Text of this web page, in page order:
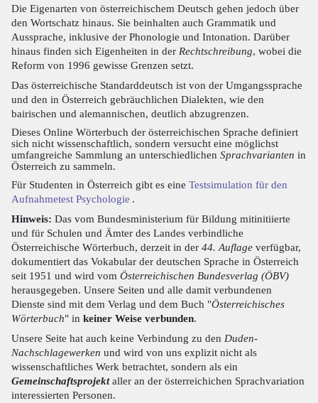
Die Eigenarten von österreichischem Deutsch gehen jedoch über
den Wortschatz hinaus. Sie beinhalten auch Grammatik und
Aussprache, inklusive der Phonologie und Intonation. Darüber
hinaus finden sich Eigenheiten in der Rechtschreibung, wobei die
Reform von 1996 gewisse Grenzen setzt.
Das österreichische Standarddeutsch ist von der Umgangssprache
und den in Österreich gebräuchlichen Dialekten, wie den
bairischen und alemannischen, deutlich abzugrenzen.
Dieses Online Wörterbuch der österreichischen Sprache definiert
sich nicht wissenschaftlich, sondern versucht eine möglichst
umfangreiche Sammlung an unterschiedlichen Sprachvarianten in
Österreich zu sammeln.
Für Studenten in Österreich gibt es eine Testsimulation für den
Aufnahmetest Psychologie .
Hinweis: Das vom Bundesministerium für Bildung mitinitiierte
und für Schulen und Ämter des Landes verbindliche
Österreichische Wörterbuch, derzeit in der 44. Auflage verfügbar,
dokumentiert das Vokabular der deutschen Sprache in Österreich
seit 1951 und wird vom Österreichischen Bundesverlag (ÖBV)
herausgegeben. Unsere Seiten und alle damit verbundenen
Dienste sind mit dem Verlag und dem Buch "Österreichisches
Wörterbuch" in keiner Weise verbunden.
Unsere Seite hat auch keine Verbindung zu den Duden-
Nachschlagewerken und wird von uns explizit nicht als
wissenschaftliches Werk betrachtet, sondern als ein
Gemeinschaftsprojektaller an der österreichichen Sprachvariation
interessierten Personen.